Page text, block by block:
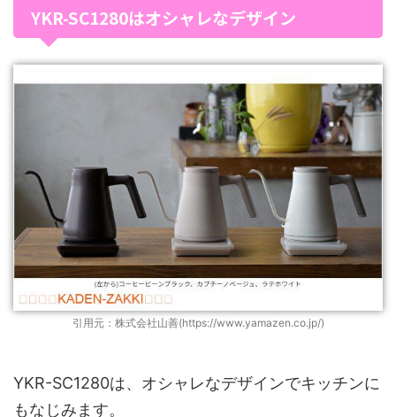
YKR-SC1280はオシャレなデザイン
引用元：株式会社山善(https://www.yamazen.co.jp/)
YKR-SC1280は、オシャレなデザインでキッチンに
もなじみます。